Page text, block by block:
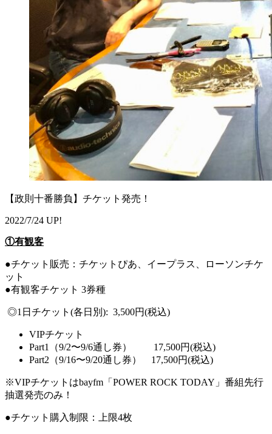
【政則十番勝負】チケット発売！
2022/7/24 UP!
①有観客
●チケット販売：チケットぴあ、イープラス、ローソンチケ
ット
●有観客チケット 3券種
◎1日チケット(各日別): 3,500円(税込)
VIPチケット
Part1（9/2〜9/6通し券） 17,500円(税込)
Part2（9/16〜9/20通し券） 17,500円(税込)
※VIPチケットはbayfm「POWER ROCK TODAY」番組先行
抽選発売のみ！
●チケット購入制限：上限4枚